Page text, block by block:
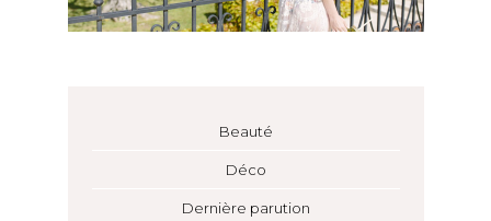
Beauté
Déco
Dernière parution